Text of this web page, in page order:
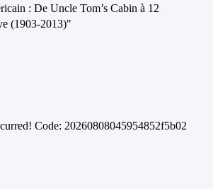
: De Uncle Tom’s Cabin à 12
(1903-2013)"
Code: 20260808045954852f5b02